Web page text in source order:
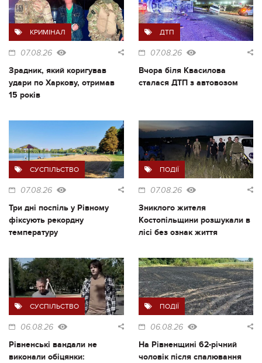
КРИМІНАЛ
07.08.26
Зрадник, який коригував
удари по Харкову, отримав
15 років
ДТП
07.08.26
Вчора біля Квасилова
сталася ДТП з автовозом
СУСПІЛЬСТВО
07.08.26
Три дні поспіль у Рівному
фіксують рекордну
температуру
ПОДІЇ
07.08.26
Зниклого жителя
Костопільщини розшукали в
лісі без ознак життя
СУСПІЛЬСТВО
06.08.26
Рівненські вандали не
виконали обіцянки:
ПОДІЇ
06.08.26
На Рівненщині 62-річний
чоловік після спалювання